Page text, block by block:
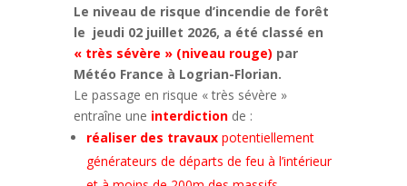
Le niveau de risque d’incendie de forêt
le jeudi 02 juillet 2026, a été classé en
« très sévère » (niveau rouge) par
Météo France à Logrian-Florian.
Le passage en risque « très sévère »
entraîne une interdiction de :
réaliser des travauxpotentiellement
générateurs de départs de feu à l’intérieur